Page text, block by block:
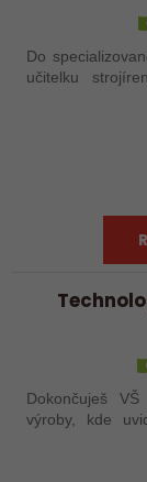
Do
učitelku
ně. Máte za
Dokončuješ
výroby, kde
Pozice se